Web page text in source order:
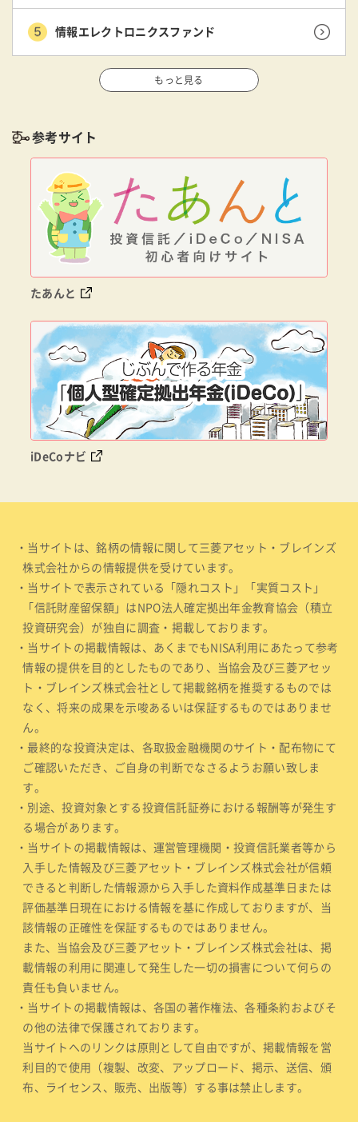
情報エレクトロニクスファンド
もっと見る
参考サイト
たあんと
iDeCoナビ
・当サイトは、銘柄の情報に関して三菱アセット・ブレインズ
株式会社からの情報提供を受けています。
・当サイトで表示されている「隠れコスト」「実質コスト」
「信託財産留保額」はNPO法人確定拠出年金教育協会（積立
投資研究会）が独自に調査・掲載しております。
・当サイトの掲載情報は、あくまでもNISA利用にあたって参考
情報の提供を目的としたものであり、当協会及び三菱アセッ
ト・ブレインズ株式会社として掲載銘柄を推奨するものでは
なく、将来の成果を示唆あるいは保証するものではありませ
ん。
・最終的な投資決定は、各取扱金融機関のサイト・配布物にて
ご確認いただき、ご自身の判断でなさるようお願い致しま
す。
・別途、投資対象とする投資信託証券における報酬等が発生す
る場合があります。
・当サイトの掲載情報は、運営管理機関・投資信託業者等から
入手した情報及び三菱アセット・ブレインズ株式会社が信頼
できると判断した情報源から入手した資料作成基準日または
評価基準日現在における情報を基に作成しておりますが、当
該情報の正確性を保証するものではありません。
また、当協会及び三菱アセット・ブレインズ株式会社は、掲
載情報の利用に関連して発生した一切の損害について何らの
責任も負いません。
・当サイトの掲載情報は、各国の著作権法、各種条約およびそ
の他の法律で保護されております。
当サイトへのリンクは原則として自由ですが、掲載情報を営
利目的で使用（複製、改変、アップロード、掲示、送信、頒
布、ライセンス、販売、出版等）する事は禁止します。